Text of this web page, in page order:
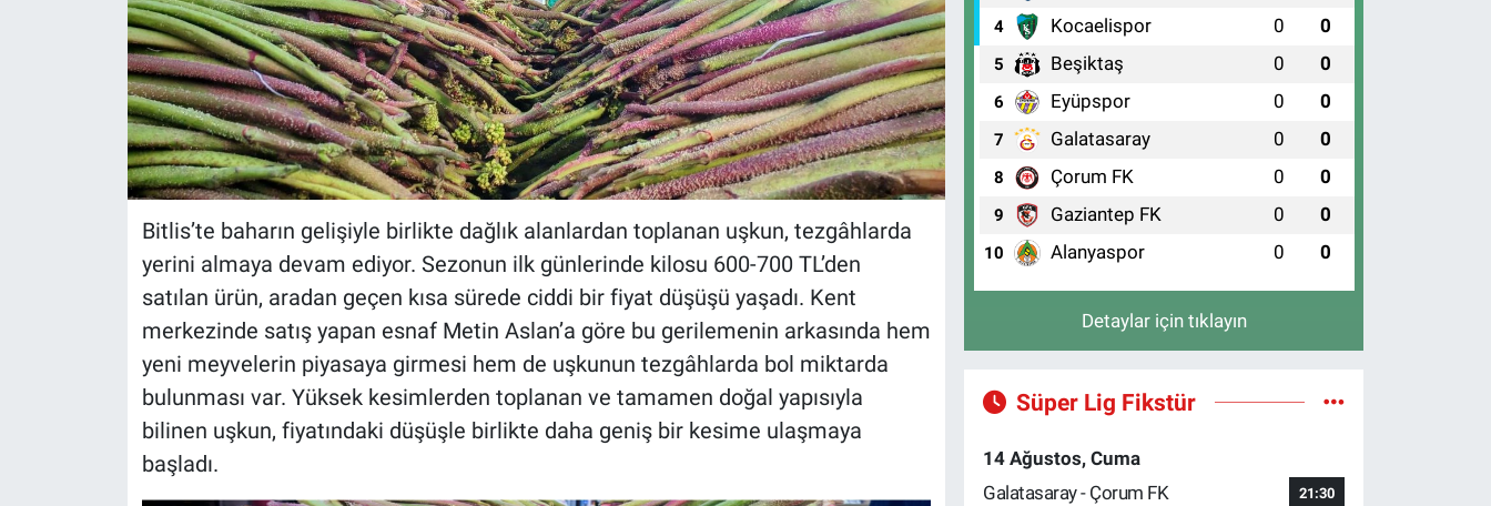
Bitlis’te baharın gelişiyle birlikte dağlık alanlardan toplanan uşkun, tezgâhlarda
yerini almaya devam ediyor. Sezonun ilk günlerinde kilosu 600-700 TL’den
satılan ürün, aradan geçen kısa sürede ciddi bir fiyat düşüşü yaşadı. Kent
merkezinde satış yapan esnaf Metin Aslan’a göre bu gerilemenin arkasında hem
yeni meyvelerin piyasaya girmesi hem de uşkunun tezgâhlarda bol miktarda
bulunması var. Yüksek kesimlerden toplanan ve tamamen doğal yapısıyla
bilinen uşkun, fiyatındaki düşüşle birlikte daha geniş bir kesime ulaşmaya
başladı.
4 Kocaelispor 0 0
5 Beşiktaş 0 0
6 Eyüpspor 0 0
7 Galatasaray 0 0
8 Çorum FK 0 0
9 Gaziantep FK 0 0
10 Alanyaspor 0 0
Detaylar için tıklayın
Süper Lig Fikstür
14 Ağustos, Cuma
Galatasaray - Çorum FK
21:30